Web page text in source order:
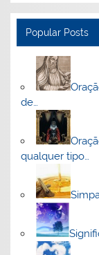
Popular Posts
de…
qualquer tipo…